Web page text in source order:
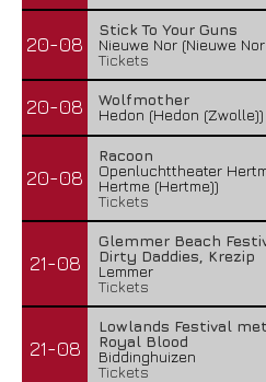
20-08
Stick To Your Guns
Nieuwe Nor (Nieuwe
Tickets
20-08
Wolfmother
Hedon (Hedon (Zwolle))
20-08
Racoon
Openluchttheater
Hertme (Hertme))
Tickets
21-08
Glemmer Beach
Dirty Daddies, Krezip
Lemmer
Tickets
21-08
Lowlands Festival met
Royal Blood
Biddinghuizen
Tickets